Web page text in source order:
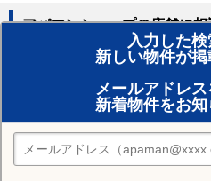
入力した
新しい物件が
メールアドレ
新着物件をお知
アパマンショップの店舗に相
賃貸のプロがお部屋探し！
おまかせ物件リクエスト
住みたい街の店舗を探す
店舗検索